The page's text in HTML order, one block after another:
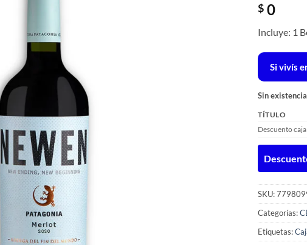
$ 0
Incluye: 1
Si vivís
Sin
TÍTULO
Descuento
SKU:
Categorías:
Etiquetas: